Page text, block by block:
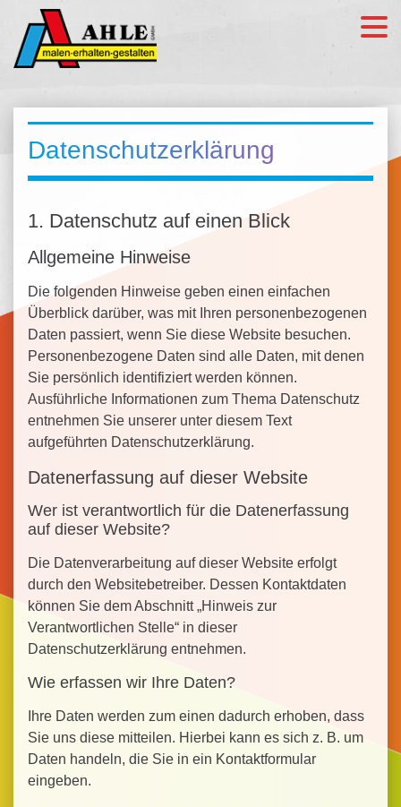
Datenschutz­erklärung
1. Datenschutz auf einen Blick
Allgemeine Hinweise
Die folgenden Hinweise geben einen einfachen
Überblick darüber, was mit Ihren personenbezogenen
Daten passiert, wenn Sie diese Website besuchen.
Personenbezogene Daten sind alle Daten, mit denen
Sie persönlich identifiziert werden können.
Ausführliche Informationen zum Thema Datenschutz
entnehmen Sie unserer unter diesem Text
aufgeführten Datenschutzerklärung.
Datenerfassung auf dieser Website
Wer ist verantwortlich für die Datenerfassung
auf dieser Website?
Die Datenverarbeitung auf dieser Website erfolgt
durch den Websitebetreiber. Dessen Kontaktdaten
können Sie dem Abschnitt „Hinweis zur
Verantwortlichen Stelle“ in dieser
Datenschutzerklärung entnehmen.
Wie erfassen wir Ihre Daten?
Ihre Daten werden zum einen dadurch erhoben, dass
Sie uns diese mitteilen. Hierbei kann es sich z. B. um
Daten handeln, die Sie in ein Kontaktformular
eingeben.